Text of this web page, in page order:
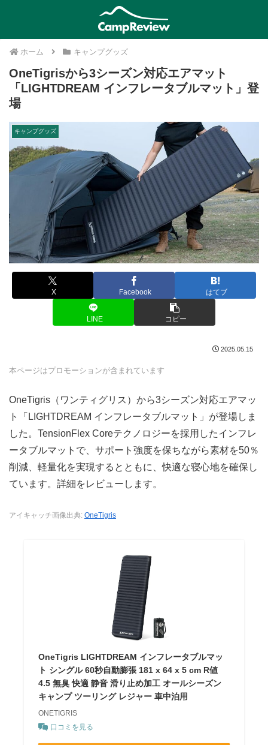
ホーム キャンプグッズ
OneTigrisから3シーズン対応エアマット
「LIGHTDREAM インフレータブルマット」登
場
キャンプグッズ
X Facebook はてブ
LINE コピー
2025.05.15
本ページはプロモーションが含まれています
OneTigris（ワンティグリス）から3シーズン対応エアマッ
ト「LIGHTDREAM インフレータブルマット」が登場しま
した。TensionFlex Coreテクノロジーを採用したインフレ
ータブルマットで、サポート強度を保ちながら素材を50％
削減、軽量化を実現するとともに、快適な寝心地を確保し
ています。詳細をレビューします。
アイキャッチ画像出典: OneTigris
OneTigris LIGHTDREAM インフレータブルマッ
ト シングル 60秒自動膨張 181 x 64 x 5 cm R値
4.5 無臭 快適 静音 滑り止め加工 オールシーズン
キャンプ ツーリング レジャー 車中泊用
ONETIGRIS
口コミを見る